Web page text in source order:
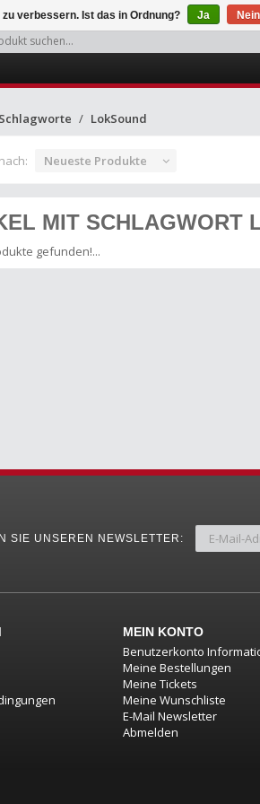
Schlagworte LokSound
Neueste Produkte
MIT SCHLAGWORT
gefunden!...
SIE UNSEREN NEWSLETTER:
MEIN KONTO
Benutzerkonto
Meine Bestellungen
Meine Tickets
Meine Wunschliste
E-Mail Newsletter
Abmelden
verbessern. Ist das in Ordnung? Ja Nein